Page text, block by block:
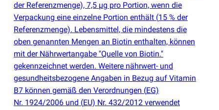
der Referenzmenge), 7,5 µg pro Portion, wenn die
Verpackung eine einzelne Portion enthält (15 % der
Referenzmenge). Lebensmittel, die mindestens die
oben genannten Mengen an Biotin enthalten, können
mit der Nährwertangabe "Quelle von Biotin."
gekennzeichnet werden. Weitere nährwert- und
gesundheitsbezogene Angaben in Bezug auf Vitamin
B7 können gemäß den Verordnungen (EG)
Nr. 1924/2006 und (EU) Nr. 432/2012 verwendet